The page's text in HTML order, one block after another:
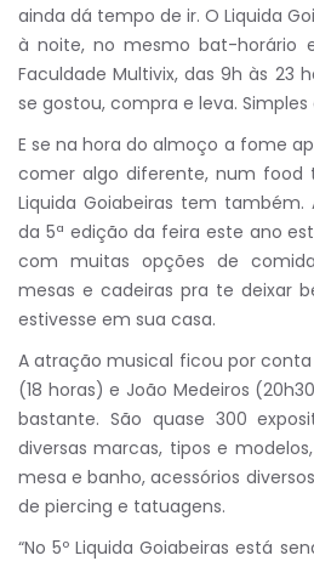
ainda dá tempo de ir. O Liquida
à noite, no mesmo bat-horário
Faculdade Multivix, das 9h às 23
se gostou, compra e leva. Simples
E se na hora do almoço a fome
comer algo diferente, num food
Liquida Goiabeiras tem
da 5ª edição da feira este ano
com muitas opções de
mesas e cadeiras pra te deixar
estivesse em sua casa.
A atração musical ficou por
(18 horas) e João Medeiros
bastante. São quase 300
diversas marcas, tipos e
mesa e banho, acessórios
de piercing e tatuagens.
“No 5º Liquida Goiabeiras está